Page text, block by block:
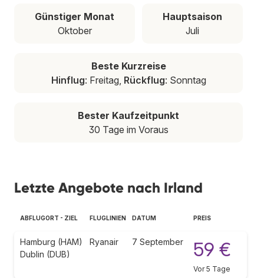
Günstiger Monat
Oktober
Hauptsaison
Juli
Beste Kurzreise
Hinflug: Freitag, Rückflug: Sonntag
Bester Kaufzeitpunkt
30 Tage im Voraus
Letzte Angebote nach Irland
ABFLUGORT - ZIEL FLUGLINIEN DATUM PREIS
Hamburg (HAM)
Dublin (DUB)
Ryanair 7 September 59 €
Vor 5 Tage